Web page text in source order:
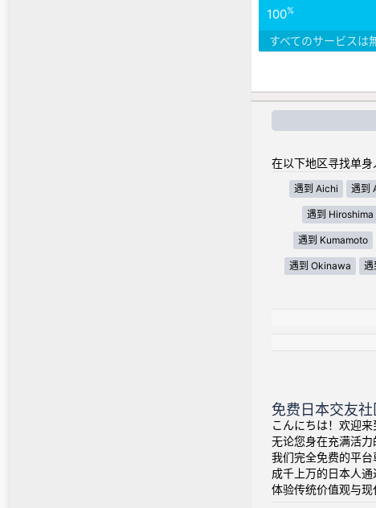
100%
すべてのサービスは
在以下地区寻找单身
遇到 Aichi 遇到
遇到 Hiroshima
遇到 Kumamoto
遇到 Okinawa 遇
免费日本交友
こんにちは！欢迎
无论您身在充满活
我们完全免费的平台
成千上万的日本人
体验传统价值观与现